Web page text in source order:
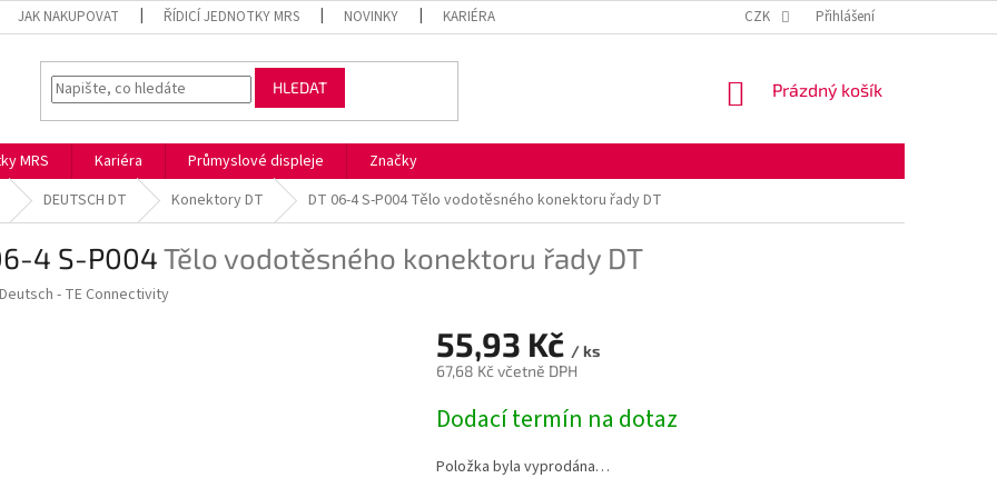
JAK NAKUPOVAT ŘÍDICÍ JEDNOTKY MRS NOVINKY KARIÉRA OBCHODNÍ PODMÍNKY
CZK Přihlášení
HLEDAT
NÁKUPNÍ
Prázdný košík
MRS Kariéra Průmyslové displeje
Značky
DEUTSCH DT Konektory DT DT 06-4 S-P004Tělo vodotěsného konektoru řady DT
4 S-P004Tělo vodotěsného konektoru řady DT
Deutsch - TE Connectivity
55,93 Kč / ks
67,68 Kč včetně DPH
cena:
Dodací termín na dotaz
Položka byla vyprodána…